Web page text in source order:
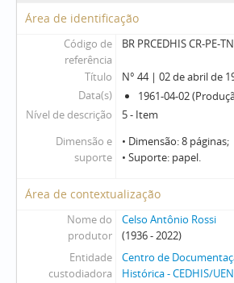
Área de identificação
Código de
referência
BR PRCEDHIS CR-PE-
Título
N° 44 | 02 de abril de
Data(s)
1961-04-02
Nível de descrição
5 - Item
Dimensão e
suporte
• Dimensão: 8 páginas;
• Suporte: papel.
Área de contextualização
Nome do
produtor
Celso Antônio Rossi
(1936 - 2022)
Entidade
custodiadora
Centro de
Histórica - CEDHIS/